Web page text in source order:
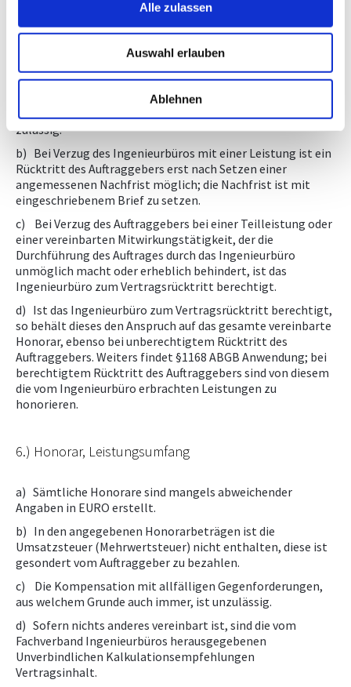
Alle zulassen
Auswahl erlauben
Ablehnen
ist auch bei grober Fahrlässigkeit ausgeschlossen, sofern
im Einzelfall nichts anderes geregelt ist.
5.) Rücktritt vom Vertrag
a) Ein Rücktritt vom Vertrag ist nur aus wichtigem Grund
zulässig.
b) Bei Verzug des Ingenieurbüros mit einer Leistung ist ein
Rücktritt des Auftraggebers erst nach Setzen einer
angemessenen Nachfrist möglich; die Nachfrist ist mit
eingeschriebenem Brief zu setzen.
c) Bei Verzug des Auftraggebers bei einer Teilleistung oder
einer vereinbarten Mitwirkungstätigkeit, der die
Durchführung des Auftrages durch das Ingenieurbüro
unmöglich macht oder erheblich behindert, ist das
Ingenieurbüro zum Vertragsrücktritt berechtigt.
d) Ist das Ingenieurbüro zum Vertragsrücktritt berechtigt,
so behält dieses den Anspruch auf das gesamte vereinbarte
Honorar, ebenso bei unberechtigtem Rücktritt des
Auftraggebers. Weiters findet §1168 ABGB Anwendung; bei
berechtigtem Rücktritt des Auftraggebers sind von diesem
die vom Ingenieurbüro erbrachten Leistungen zu
honorieren.
6.) Honorar, Leistungsumfang
a) Sämtliche Honorare sind mangels abweichender
Angaben in EURO erstellt.
b) In den angegebenen Honorarbeträgen ist die
Umsatzsteuer (Mehrwertsteuer) nicht enthalten, diese ist
gesondert vom Auftraggeber zu bezahlen.
c) Die Kompensation mit allfälligen Gegenforderungen,
aus welchem Grunde auch immer, ist unzulässig.
d) Sofern nichts anderes vereinbart ist, sind die vom
Fachverband Ingenieurbüros herausgegebenen
Unverbindlichen Kalkulationsempfehlungen
Vertragsinhalt.